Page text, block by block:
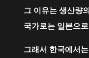
그 이유는 생산량의
국가로는 일본으로
그래서 한국에서는